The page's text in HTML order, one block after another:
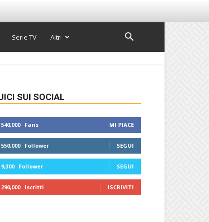
Serie TV Altri
SUI SOCIAL
540,000 Fans MI PIACE
550,000 Follower SEGUI
9,300 Follower SEGUI
290,000 Iscritti ISCRIVITI